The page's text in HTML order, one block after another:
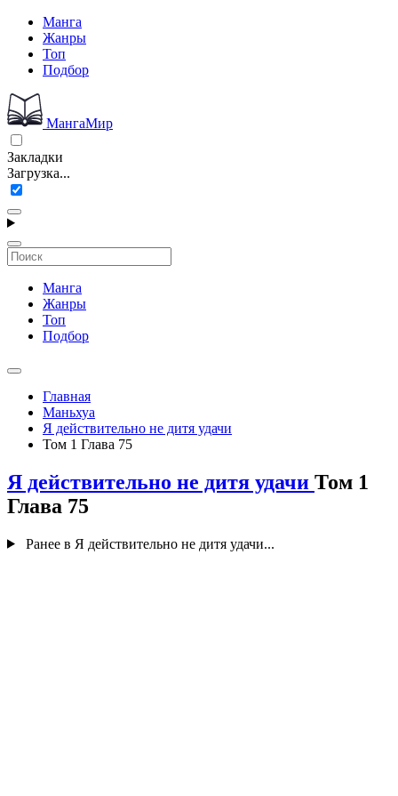
Манга
Жанры
Топ
Подбор
МангаМир
Закладки
Загрузка...
Манга
Жанры
Топ
Подбор
Главная
Маньхуа
Я действительно не дитя удачи
Том 1 Глава 75
Я действительно не дитя удачи Том 1
Глава 75
Ранее в Я действительно не дитя удачи...